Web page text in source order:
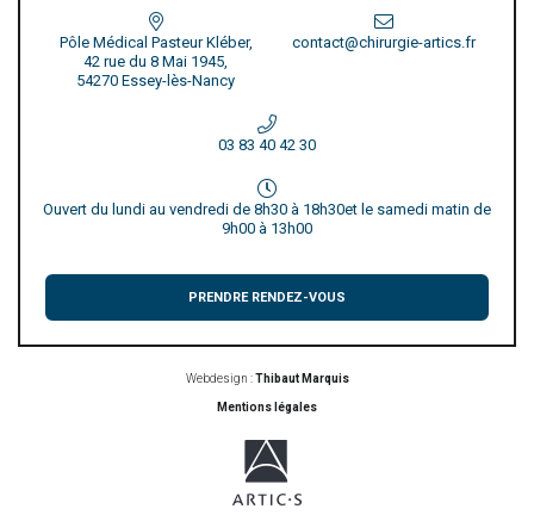
Pôle Médical Pasteur Kléber,
42 rue du 8 Mai 1945,
54270 Essey-lès-Nancy
contact@chirurgie-artics.fr
03 83 40 42 30
Ouvert du lundi au vendredi de 8h30 à 18h30et le samedi matin de
9h00 à 13h00
PRENDRE RENDEZ-VOUS
Webdesign :Thibaut Marquis
Mentions légales